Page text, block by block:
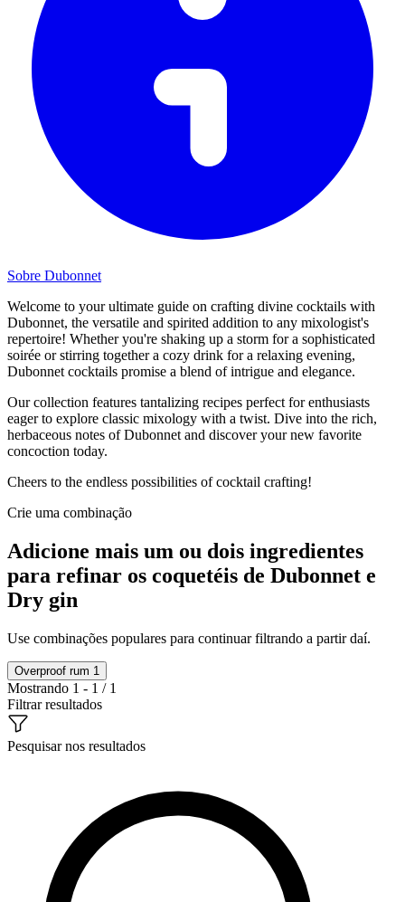
Sobre Dubonnet
Welcome to your ultimate guide on crafting divine cocktails with
Dubonnet, the versatile and spirited addition to any mixologist's
repertoire! Whether you're shaking up a storm for a sophisticated
soirée or stirring together a cozy drink for a relaxing evening,
Dubonnet cocktails promise a blend of intrigue and elegance.
Our collection features tantalizing recipes perfect for enthusiasts
eager to explore classic mixology with a twist. Dive into the rich,
herbaceous notes of Dubonnet and discover your new favorite
concoction today.
Cheers to the endless possibilities of cocktail crafting!
Crie uma combinação
Adicione mais um ou dois ingredientes
para refinar os coquetéis de Dubonnet e
Dry gin
Use combinações populares para continuar filtrando a partir daí.
Overproof rum 1
Mostrando 1 - 1 / 1
Filtrar resultados
Pesquisar nos resultados